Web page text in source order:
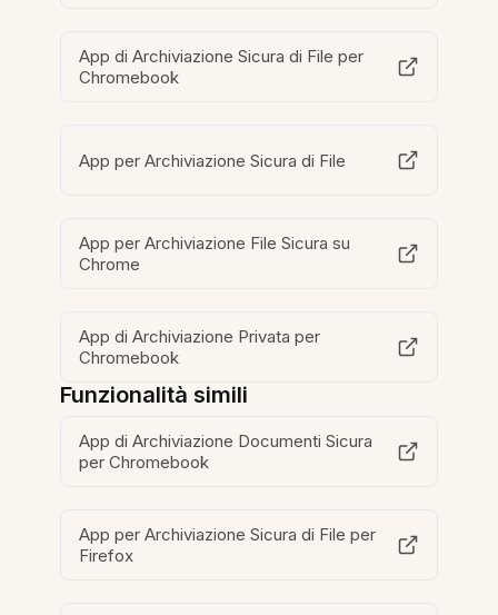
App di Archiviazione Sicura di File per
Chromebook
App per Archiviazione Sicura di File
App per Archiviazione File Sicura su
Chrome
App di Archiviazione Privata per
Chromebook
Funzionalità simili
App di Archiviazione Documenti Sicura
per Chromebook
App per Archiviazione Sicura di File per
Firefox